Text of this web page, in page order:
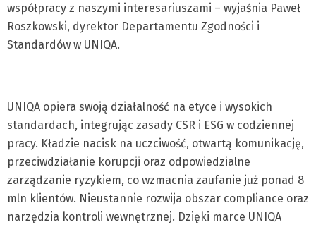
współpracy z naszymi interesariuszami – wyjaśnia Paweł
Roszkowski, dyrektor Departamentu Zgodności i
Standardów w UNIQA.
UNIQA opiera swoją działalność na etyce i wysokich
standardach, integrując zasady CSR i ESG w codziennej
pracy. Kładzie nacisk na uczciwość, otwartą komunikację,
przeciwdziałanie korupcji oraz odpowiedzialne
zarządzanie ryzykiem, co wzmacnia zaufanie już ponad 8
mln klientów. Nieustannie rozwija obszar compliance oraz
narzędzia kontroli wewnętrznej. Dzięki marce UNIQA